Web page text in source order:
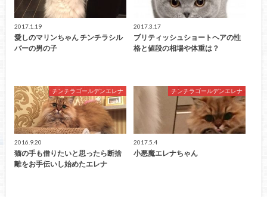
2017.1.19
愛しのマリンちゃん チンチラシル
バーの男の子
2017.3.17
ブリティッシュショートヘアの性
格と値段の相場や体重は？
チンチラゴールデンエレナ
2016.9.20
猫の手も借りたいと思ったら断捨
離をお手伝いし始めたエレナ
チンチラゴールデンエレナ
2017.5.4
小悪魔エレナちゃん